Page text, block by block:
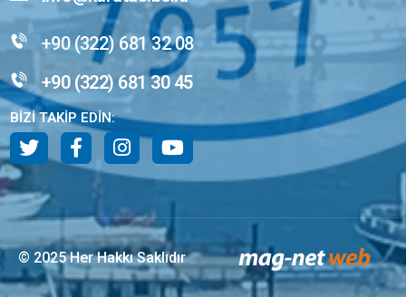
+90 (322) 681 32 08
+90 (322) 681 30 45
BİZİ TAKİP EDİN:
© 2025 Her Hakkı Saklıdır